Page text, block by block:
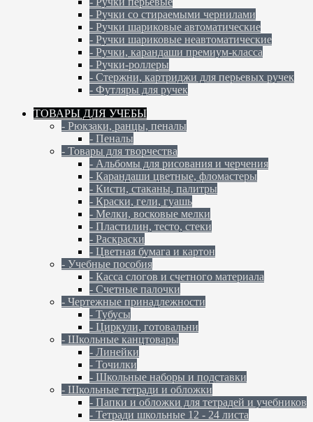
- Ручки со стираемыми чернилами
- Ручки шариковые автоматические
- Ручки шариковые неавтоматические
- Ручки, карандаши премиум-класса
- Ручки-роллеры
- Стержни, картриджи для перьевых ручек
- Футляры для ручек
ТОВАРЫ ДЛЯ УЧЕБЫ
- Рюкзаки, ранцы, пеналы
- Пеналы
- Товары для творчества
- Альбомы для рисования и черчения
- Карандаши цветные, фломастеры
- Кисти, стаканы, палитры
- Краски, гели, гуашь
- Мелки, восковые мелки
- Пластилин, тесто, стеки
- Раскраски
- Цветная бумага и картон
- Учебные пособия
- Касса слогов и счетного материала
- Счетные палочки
- Чертежные принадлежности
- Тубусы
- Циркули, готовальни
- Школьные канцтовары
- Линейки
- Точилки
- Школьные наборы и подставки
- Школьные тетради и обложки
- Папки и обложки для тетрадей и учебников
- Тетради школьные 12 - 24 листа